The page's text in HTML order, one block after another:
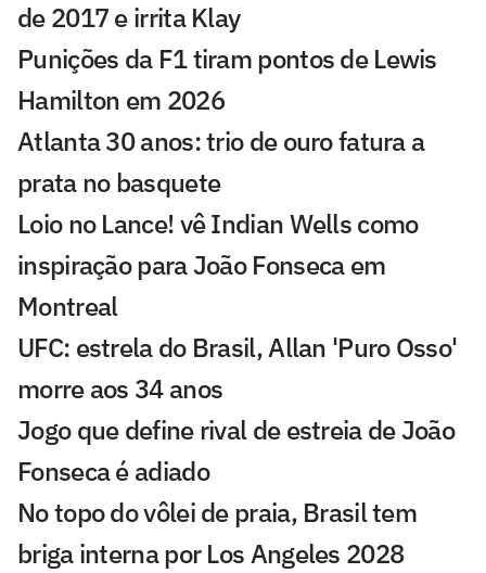
de 2017 e irrita Klay
Punições da F1 tiram pontos de Lewis
Hamilton em 2026
Atlanta 30 anos: trio de ouro fatura a
prata no basquete
Loio no Lance! vê Indian Wells como
inspiração para João Fonseca em
Montreal
UFC: estrela do Brasil, Allan 'Puro Osso'
morre aos 34 anos
Jogo que define rival de estreia de João
Fonseca é adiado
No topo do vôlei de praia, Brasil tem
briga interna por Los Angeles 2028